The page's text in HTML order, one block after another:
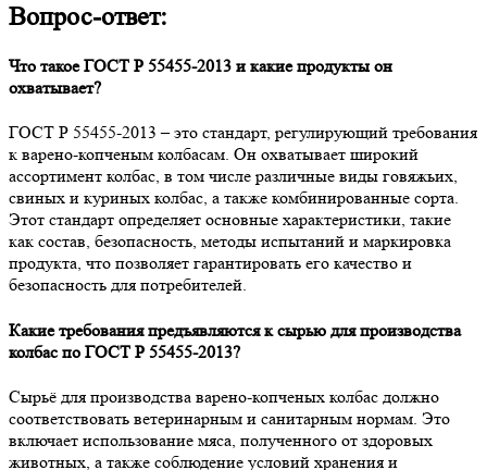
Вопрос-ответ:
Что такое ГОСТ Р 55455-2013 и какие продукты он
охватывает?
ГОСТ Р 55455-2013 – это стандарт, регулирующий требования
к варено-копченым колбасам. Он охватывает широкий
ассортимент колбас, в том числе различные виды говяжьих,
свиных и куриных колбас, а также комбинированные сорта.
Этот стандарт определяет основные характеристики, такие
как состав, безопасность, методы испытаний и маркировка
продукта, что позволяет гарантировать его качество и
безопасность для потребителей.
Какие требования предъявляются к сырью для производства
колбас по ГОСТ Р 55455-2013?
Сырьё для производства варено-копченых колбас должно
соответствовать ветеринарным и санитарным нормам. Это
включает использование мяса, полученного от здоровых
животных, а также соблюдение условий хранения и